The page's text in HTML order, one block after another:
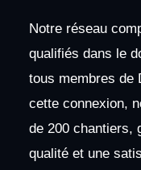
Notre réseau
qualifiés dans le
tous membres de
cette connexion,
de 200 chantiers,
qualité et une